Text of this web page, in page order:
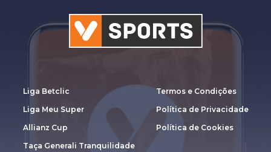
Liga Betclic
Liga Meu Super
Allianz Cup
Taça Generali Tranquilidade
Termos e Condições
Política de Privacidade
Política de Cookies